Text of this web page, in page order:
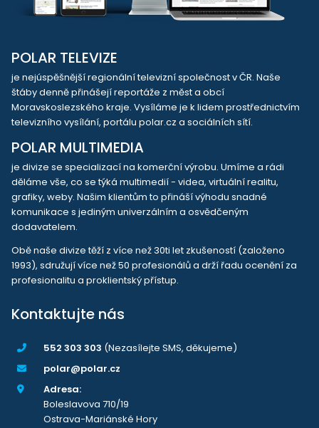
POLAR TELEVIZE
je nejúspěšnější regionální televizní společnost v ČR. Naše
štáby denně přinášejí reportáže z měst a obcí
Moravskoslezského kraje. Vysíláme je k lidem prostřednictvím
televizního vysílání, portálu polar.cz a sociálních sítí.
POLAR MULTIMEDIA
je divize se specializací na komerční výrobu. Umíme a rádi
děláme vše, co se týká multimedií - videa, virtuální realitu,
grafiky, weby. Našim klientům to přináší výhodu snadné
komunikace s jediným univerzálním a osvědčeným
dodavatelem.
Obě naše divize těží z více než 30ti let zkušeností (založeno
1993), sdružují více než 50 profesionálů a drží řadu ocenění za
profesionalitu a proklientský přístup.
Kontaktujte nás
552 303 303 (Nezasílejte SMS, děkujeme)
polar@polar.cz
Adresa:
Boleslavova 710/19
Ostrava-Mariánské Hory